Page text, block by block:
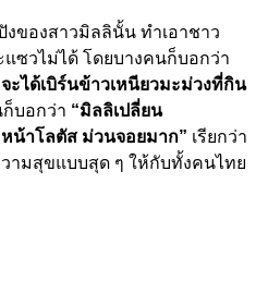
งของสาวมิลลินั้น ทำเอาชาว
ซวไม่ได้ โดยบางคนก็บอกว่า
ะได้เบิร์นข้าวเหนียวมะม่วงที่กิน
บอกว่า “มิลลิเปลี่ยน
น้าโลตัส ม่วนจอยมาก” เรียกว่า
ามสุขแบบสุด ๆ ให้กับทั้งคนไทย